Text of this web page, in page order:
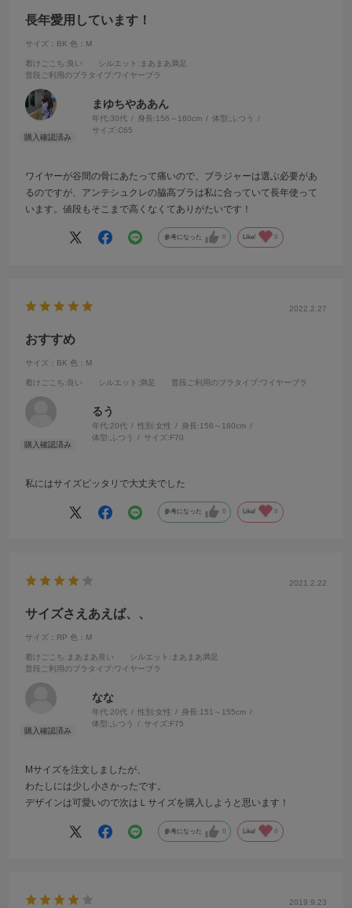
長年愛用しています！
サイズ：BK 色：M
着けごこち:良い シルエット :まあまあ満足
普段ご利用のブラタイプ :ワイヤーブラ
まゆちやああん
年代:30代 身長:156～160cm 体型: ふつう
サイズ:C65
ワイヤーが谷間の骨にあたって痛いので、ブラジャーは選ぶ必要があ
るのですが、アンテシュクレの脇高ブラは私に合っていて長年使って
います。値段もそこまで高くなくてありがたいです！
参考になった 0 Like! 0
2022.2.27
おすすめ
サイズ：BK 色：M
着けごこち:良い シルエット :満足 普段ご利用のブラタイプ :ワイヤーブラ
るう
年代:20代 性別:女性 身長:156～160cm
体型: ふつう サイズ:F70
私にはサイズピッタリで大丈夫でした
参考になった 0 Like! 0
2021.2.22
サイズさえあえば、、
サイズ：RP 色：M
着けごこち:まあまあ良い シルエット :まあまあ満足
普段ご利用のブラタイプ :ワイヤーブラ
なな
年代:20代 性別:女性 身長:151～155cm
体型: ふつう サイズ:F75
Mサイズを注文しましたが、
わたしには少し小さかったです。
デザインは可愛いので次はＬサイズを購入しようと思います！
参考になった 0 Like! 0
2019.9.23